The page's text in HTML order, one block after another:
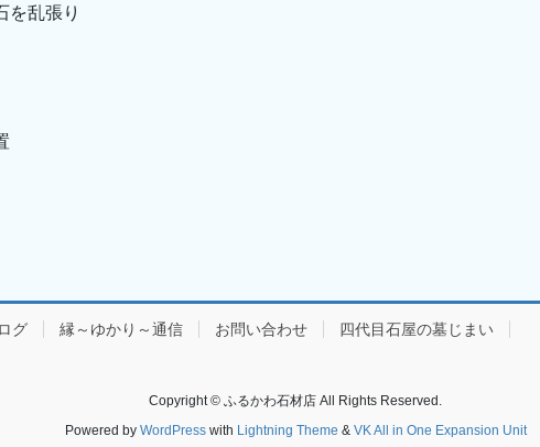
を乱張り
グ 縁～ゆかり～通信 お問い合わせ 四代目石屋の墓じまい
Copyright © ふるかわ石材店 All Rights Reserved.
Powered by WordPresswith Lightning Theme & VK All in One Expansion Unit